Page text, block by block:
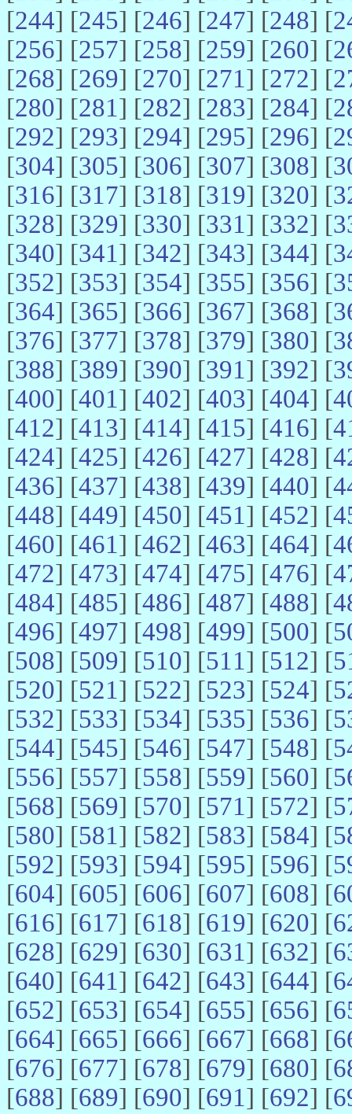
[244] [245] [246] [247] [248] [
[256] [257] [258] [259] [260] [
[268] [269] [270] [271] [272] [
[280] [281] [282] [283] [284] [
[292] [293] [294] [295] [296] [
[304] [305] [306] [307] [308] [
[316] [317] [318] [319] [320] [
[328] [329] [330] [331] [332] [
[340] [341] [342] [343] [344] [
[352] [353] [354] [355] [356] [
[364] [365] [366] [367] [368] [
[376] [377] [378] [379] [380] [
[388] [389] [390] [391] [392] [
[400] [401] [402] [403] [404] [
[412] [413] [414] [415] [416] [
[424] [425] [426] [427] [428] [
[436] [437] [438] [439] [440] [
[448] [449] [450] [451] [452] [
[460] [461] [462] [463] [464] [
[472] [473] [474] [475] [476] [
[484] [485] [486] [487] [488] [
[496] [497] [498] [499] [500] [
[508] [509] [510] [511] [512] [
[520] [521] [522] [523] [524] [
[532] [533] [534] [535] [536] [
[544] [545] [546] [547] [548] [
[556] [557] [558] [559] [560] [
[568] [569] [570] [571] [572] [
[580] [581] [582] [583] [584] [
[592] [593] [594] [595] [596] [
[604] [605] [606] [607] [608] [
[616] [617] [618] [619] [620] [
[628] [629] [630] [631] [632] [
[640] [641] [642] [643] [644] [
[652] [653] [654] [655] [656] [
[664] [665] [666] [667] [668] [
[676] [677] [678] [679] [680] [
[688] [689] [690] [691] [692] [